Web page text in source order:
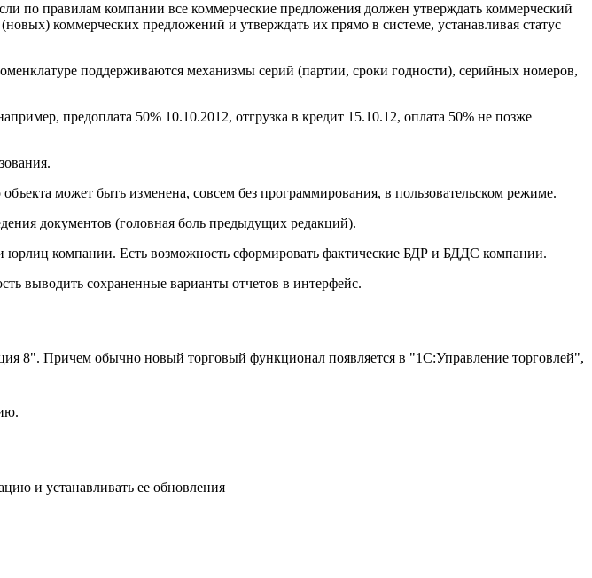
по правилам компании все коммерческие предложения должен утверждать коммерческий
коммерческих предложений и утверждать их прямо в системе, устанавливая статус
поддерживаются механизмы серий (партии, сроки годности), серийных номеров,
предоплата 50% 10.10.2012, отгрузка в кредит 15.10.12, оплата 50% не позже
может быть изменена, совсем без программирования, в пользовательском режиме.
документов (головная боль предыдущих редакций).
юрлиц компании. Есть возможность сформировать фактические БДР и БДДС компании.
выводить сохраненные варианты отчетов в интерфейс.
8". Причем обычно новый торговый функционал появляется в "1С:Управление торговлей",
и устанавливать ее обновления